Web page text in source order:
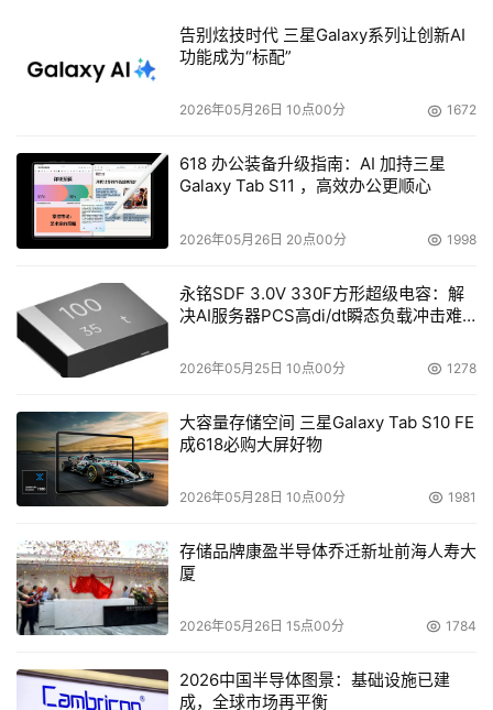
告别炫技时代 三星Galaxy系列让创新AI
功能成为“标配”
2026年05月26日 10点00分 1672
618 办公装备升级指南：AI 加持三星
Galaxy Tab S11 ，高效办公更顺心
2026年05月26日 20点00分 1998
永铭SDF 3.0V 330F方形超级电容：解
决AI服务器PCS高di/dt瞬态负载冲击难
2026年05月25日 10点00分 1278
大容量存储空间 三星Galaxy Tab S10 FE
成618必购大屏好物
2026年05月28日 10点00分 1981
存储品牌康盈半导体乔迁新址前海人寿大
厦
2026年05月26日 15点00分 1784
2026中国半导体图景：基础设施已建
成，全球市场再平衡